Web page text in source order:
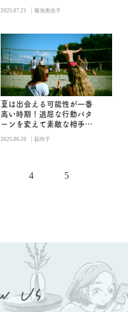
2025.07.21 | 菊池美佳子
夏は出会える可能性が一番
高い時期！退屈な行動パタ
ーンを変えて素敵な相手と
サマーラブ
2025.06.20 | 荻尚子
4 5